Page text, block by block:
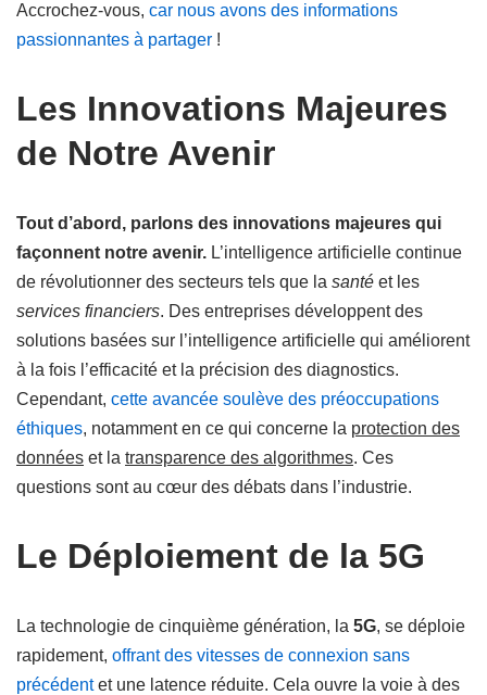
Accrochez-vous, car nous avons des informations
passionnantes à partager !
Les Innovations Majeures
de Notre Avenir
Tout d’abord, parlons des innovations majeures qui
façonnent notre avenir. L’intelligence artificielle continue
de révolutionner des secteurs tels que la santé et les
services financiers. Des entreprises développent des
solutions basées sur l’intelligence artificielle qui améliorent
à la fois l’efficacité et la précision des diagnostics.
Cependant, cette avancée soulève des préoccupations
éthiques, notamment en ce qui concerne la protection des
données et la transparence des algorithmes. Ces
questions sont au cœur des débats dans l’industrie.
Le Déploiement de la 5G
La technologie de cinquième génération, la 5G, se déploie
rapidement, offrant des vitesses de connexion sans
précédentet une latence réduite. Cela ouvre la voie à des